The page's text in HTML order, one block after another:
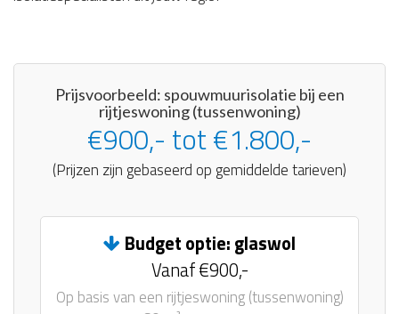
Prijsvoorbeeld: spouwmuurisolatie bij een
rijtjeswoning (tussenwoning)
€900,- tot €1.800,-
(Prijzen zijn gebaseerd op gemiddelde tarieven)
Budget optie: glaswol
Vanaf €900,-
Op basis van een rijtjeswoning (tussenwoning)